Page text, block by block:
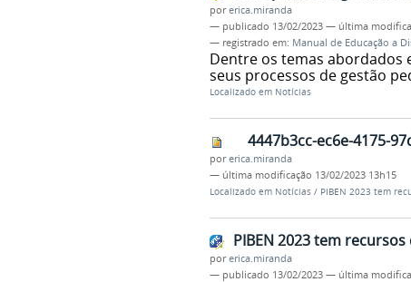
porerica.miranda
— publicado 13/02/2023 — última
— registrado em: Manual de Educação a
Dentre os temas abordados
seus processos de gestão
Localizado em Notícias
4447b3cc-ec6e-4175-
porerica.miranda
— última modificação 13/02/2023 13h15
Localizado em Notícias / PIBEN 2023 tem
PIBEN 2023 tem
porerica.miranda
— publicado 13/02/2023 — última